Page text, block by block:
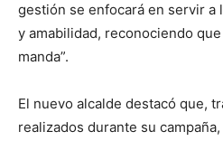
gestión se enfocará en servir a
y amabilidad, reconociendo
manda”.
El nuevo alcalde destacó que,
realizados durante su